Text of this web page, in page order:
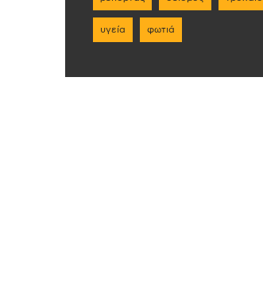
υγεία φωτιά